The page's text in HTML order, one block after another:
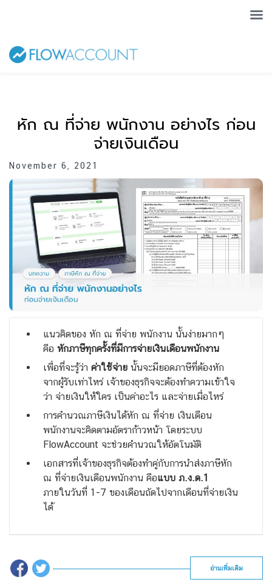
หัก ณ ที่จ่าย พนักงาน อย่างไร ก่อน
จ่ายเงินเดือน
November 6, 2021
แนวคิดของ หัก ณ ที่จ่าย พนักงาน นั้นง่ายมากๆ
คือ หักภาษีทุกครั้งที่มีการจ่ายเงินเดือนพนักงาน
เพื่อที่จะรู้ว่า ค่าใช้จ่าย นั้นจะมียอดภาษีที่ต้องหัก
จากผู้รับเท่าไหร่ เจ้าของธุรกิจจะต้องทำความเข้าใจ
ว่า จ่ายเงินให้ใคร เป็นค่าอะไร และจ่ายเมื่อไหร่
การคำนวณภาษีเงินได้หัก ณ ที่จ่าย เงินเดือน
พนักงานจะคิดตามอัตราก้าวหน้า โดยระบบ
FlowAccount จะช่วยคำนวณให้อัตโนมัติ
เอกสารที่เจ้าของธุรกิจต้องทำคู่กับการนำส่งภาษีหัก
ณ ที่จ่ายเงินเดือนพนักงาน คือแบบ ภ.ง.ด.1
ภายในวันที่ 1-7 ของเดือนถัดไปจากเดือนที่จ่ายเงิน
ได้
อ่านเพิ่มเติม